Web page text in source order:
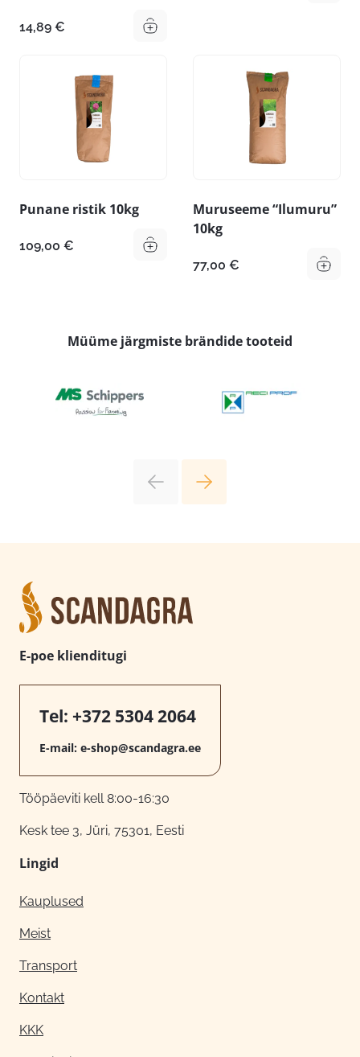
14,89 €
Punane ristik 10kg
109,00 €
Muruseeme “Ilumuru”
10kg
77,00 €
Müüme järgmiste brändide tooteid
E-poe klienditugi
Tel: +372 5304 2064
E-mail: e-shop@scandagra.ee
Tööpäeviti kell 8:00-16:30
Kesk tee 3, Jüri, 75301, Eesti
Lingid
Kauplused
Meist
Transport
Kontakt
KKK